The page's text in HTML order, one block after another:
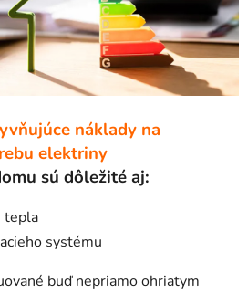
náklady na
elektriny
sú dôležité aj:
tepla
systému
buď nepriamo ohriatym